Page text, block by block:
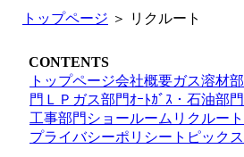
トップページ ＞ リクルート
CONTENTS
トップページ会社概要ガス溶材部
門 ＬＰガス部門ｵｰﾄｶﾞｽ・石油部門
工事部門 ショールーム リクルート
プライバシーポリシー トピックス